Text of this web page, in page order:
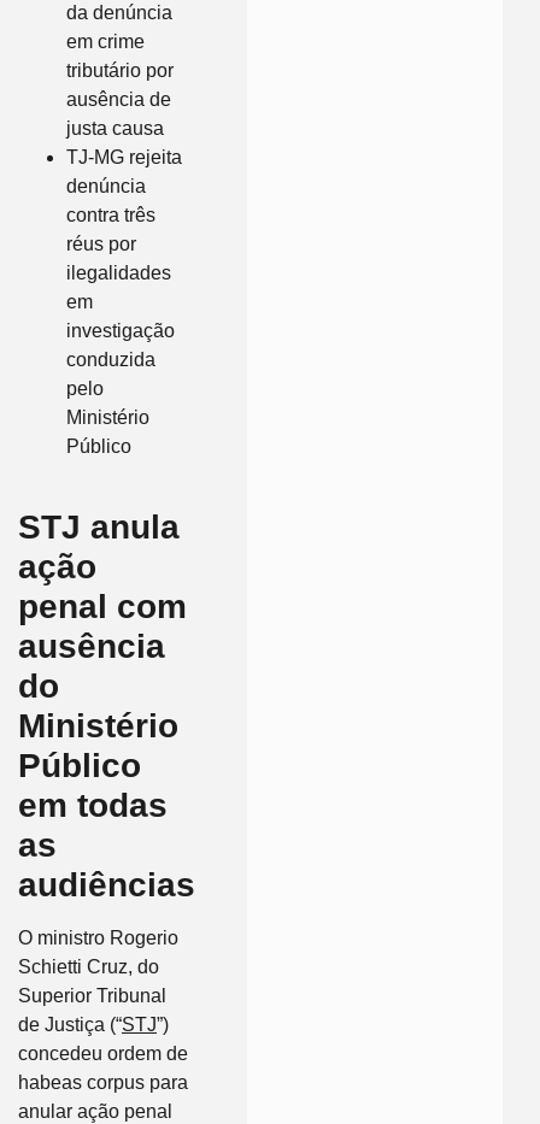
da denúncia
em crime
tributário por
ausência de
justa causa
TJ-MG rejeita
denúncia
contra três
réus por
ilegalidades
em
investigação
conduzida
pelo
Ministério
Público
STJ anula
ação
penal com
ausência
do
Ministério
Público
em todas
as
audiências
O ministro Rogerio
Schietti Cruz, do
Superior Tribunal
de Justiça (“STJ”)
concedeu ordem de
habeas corpus para
anular ação penal